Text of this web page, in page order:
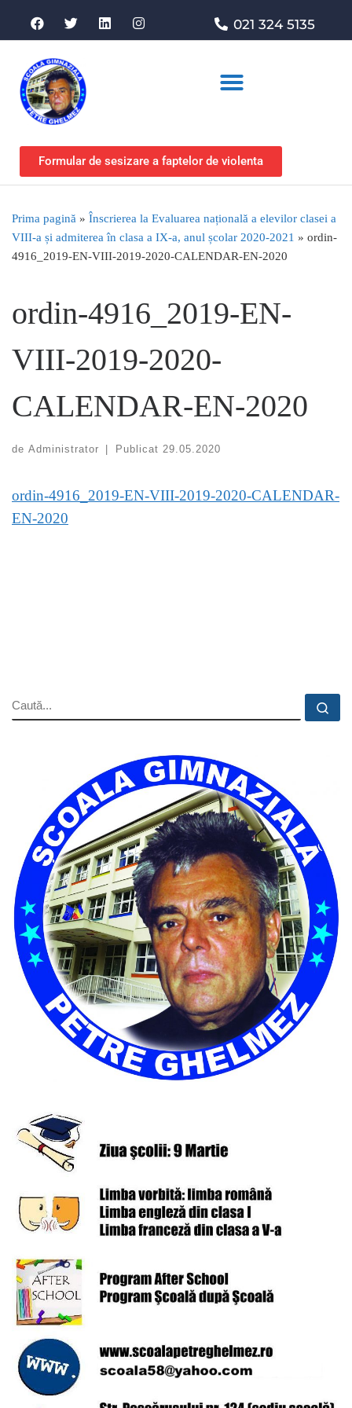
021 324 5135
Formular de sesizare a faptelor de violenta
Prima pagină » Înscrierea la Evaluarea națională a elevilor clasei a
VIII-a și admiterea în clasa a IX-a, anul școlar 2020-2021 » ordin-
4916_2019-EN-VIII-2019-2020-CALENDAR-EN-2020
ordin-4916_2019-EN-
VIII-2019-2020-
CALENDAR-EN-2020
de Administrator | Publicat 29.05.2020
ordin-4916_2019-EN-VIII-2019-2020-CALENDAR-
EN-2020